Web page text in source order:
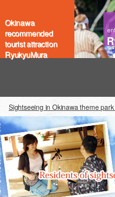
Okinawa
recommended
tourist attraction
RyukyuMura
Sightseeing in Okinawa theme